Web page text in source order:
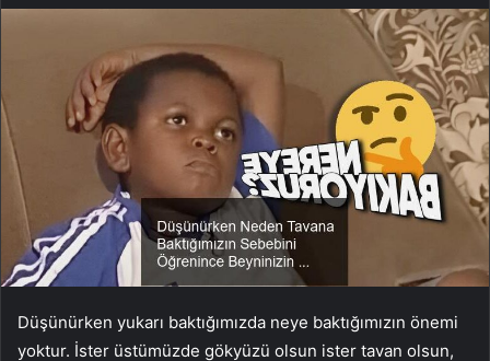
Düşünürken yukarı baktığımızda neye baktığımızın önemi
yoktur. İster üstümüzde gökyüzü olsun ister tavan olsun,